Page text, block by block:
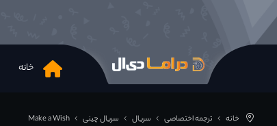
خانه
خانه ترجمه اختصاصی سریال سریال چینی Make a Wish